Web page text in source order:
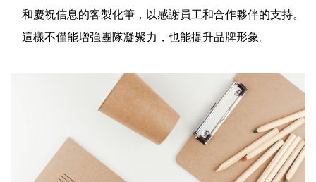
和慶祝信息的客製化筆，以感謝員工和合作夥伴的支持。
這樣不僅能增強團隊凝聚力，也能提升品牌形象。